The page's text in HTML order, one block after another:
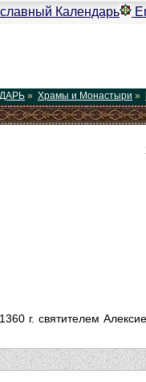
Календарь
» Храмы и Монастыри »
г. святителем